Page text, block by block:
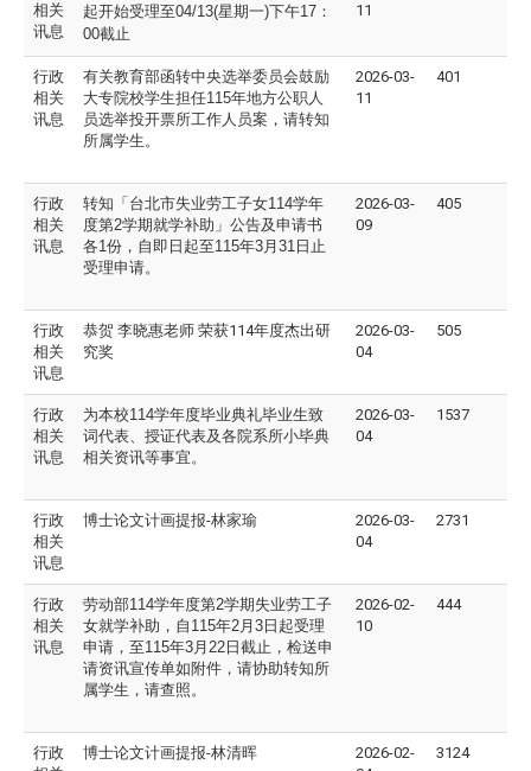
相关
讯息
起开始受理至04/13(星期一)下午17：
00截止
11
行政
相关
讯息
有关教育部函转中央选举委员会鼓励
大专院校学生担任115年地方公职人
员选举投开票所工作人员案，请转知
所属学生。
2026-03-
11
401
行政
相关
讯息
转知「台北市失业劳工子女114学年
度第2学期就学补助」公告及申请书
各1份，自即日起至115年3月 31 日止
受理申请。
2026-03-
09
405
行政
相关
讯息
恭贺 李晓惠老师 荣获114年度杰出研
究奖
2026-03-
04
505
行政
相关
讯息
为本校114学年度毕业典礼毕业生致
词代表、授证代表及各院系所小毕典
相关资讯等事宜。
2026-03-
04
1537
行政
相关
讯息
博士论文计画提报-林家瑜
2026-03-
04
2731
行政
相关
讯息
劳动部114学年度第2学期失业劳工子
女就学补助，自 115年2月 3 日起受理
申请，至115年3月 22 日截止，检送申
请资讯宣传单如附件，请协助转知所
属学生，请查照。
2026-02-
10
444
行政
博士论文计画提报-林清晖
2026-02-
3124